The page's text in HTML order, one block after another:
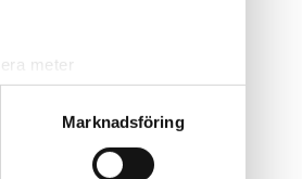
meter
. Du kan ändra
Marknadsföring